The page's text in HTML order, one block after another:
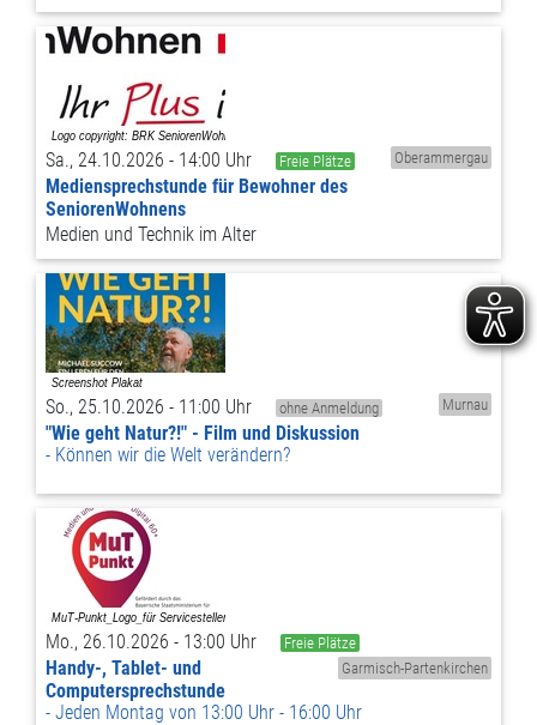
Sa., 24.10.2026 - 14:00 Uhr Freie Plätze Oberammergau
Mediensprechstunde für Bewohner des
SeniorenWohnens
Medien und Technik im Alter
So., 25.10.2026 - 11:00 Uhr ohne Anmeldung Murnau
"Wie geht Natur?!" - Film und Diskussion
Können wir die Welt verändern?
Mo., 26.10.2026 - 13:00 Uhr
Freie Plätze
Garmisch-Partenkirchen
Handy-, Tablet- und
Computersprechstunde
Jeden Montag von 13:00 Uhr - 16:00 Uhr